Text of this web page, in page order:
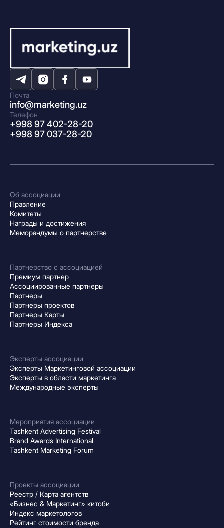
Почта
info@marketing.uz
Телефон
+998 97 402-28-20
+998 97 037-28-20
Об ассоциации
Правление
Комитеты
Награды и достижения
Меморандумы о партнерстве
Партнерство с ассоциацией
Премиум партнер
Ассоциированные партнеры
Партнеры
Партнеры проектов
Партнеры Карты
Партнеры Индекса
Эксперты ассоциации
Эксперты Маркетинговой ассоциации
Эксперты в области маркетинга
Международные эксперты
Мероприятия ассоциации
Tashkent Advertising Festival
Brand Awards International
Tashkent Marketing Forum
Проекты ассоциации
Реестр / Карта агентств
«Бизнес & Маркетинг» китоби
Индекс маркетологов
Рейтинг стоимости бренда